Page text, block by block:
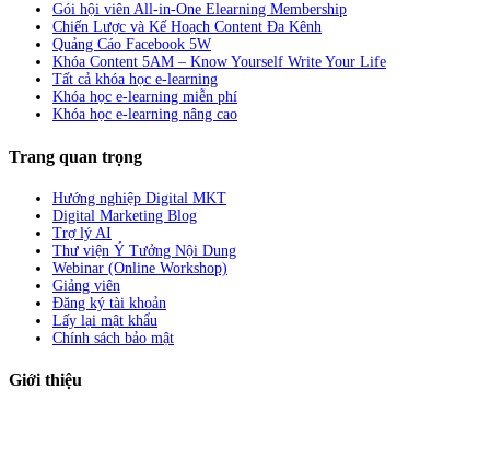
Gói hội viên All-in-One Elearning Membership
Chiến Lược và Kế Hoạch Content Đa Kênh
Quảng Cáo Facebook 5W
Khóa Content 5AM – Know Yourself Write Your Life
Tất cả khóa học e-learning
Khóa học e-learning miễn phí
Khóa học e-learning nâng cao
Trang quan trọng
Hướng nghiệp Digital MKT
Digital Marketing Blog
Trợ lý AI
Thư viện Ý Tưởng Nội Dung
Webinar (Online Workshop)
Giảng viên
Đăng ký tài khoản
Lấy lại mật khẩu
Chính sách bảo mật
Giới thiệu